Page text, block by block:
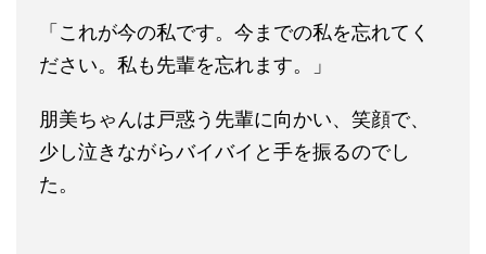
「これが今の私です。今までの私を忘れてく
ださい。私も先輩を忘れます。」
朋美ちゃんは戸惑う先輩に向かい、笑顔で、
少し泣きながらバイバイと手を振るのでし
た。